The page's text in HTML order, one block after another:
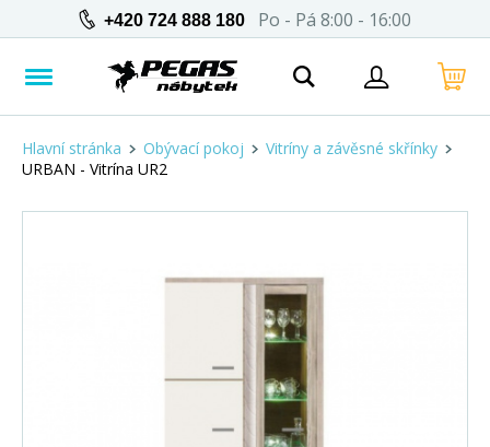
+420 724 888 180 Po - Pá 8:00 - 16:00
Hlavní stránka Obývací pokoj
Vitríny a závěsné skřínky
URBAN - Vitrína UR2